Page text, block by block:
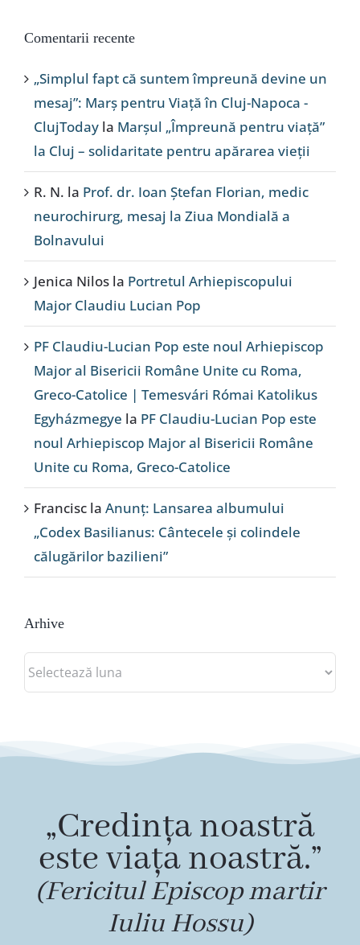
Comentarii recente
„Simplul fapt că suntem împreună devine un
mesaj”: Marș pentru Viață în Cluj-Napoca -
ClujToday la Marșul „Împreună pentru viață”
la Cluj – solidaritate pentru apărarea vieții
R. N. la Prof. dr. Ioan Ștefan Florian, medic
neurochirurg, mesaj la Ziua Mondială a
Bolnavului
Jenica Nilos la Portretul Arhiepiscopului
Major Claudiu Lucian Pop
PF Claudiu-Lucian Pop este noul Arhiepiscop
Major al Bisericii Române Unite cu Roma,
Greco-Catolice | Temesvári Római Katolikus
Egyházmegye la PF Claudiu-Lucian Pop este
noul Arhiepiscop Major al Bisericii Române
Unite cu Roma, Greco-Catolice
Francisc la Anunț: Lansarea albumului
„Codex Basilianus: Cântecele și colindele
călugărilor bazilieni”
Arhive
Arhive
„Credința noastră
este viața noastră.”
(Fericitul Episcop martir
Iuliu Hossu)